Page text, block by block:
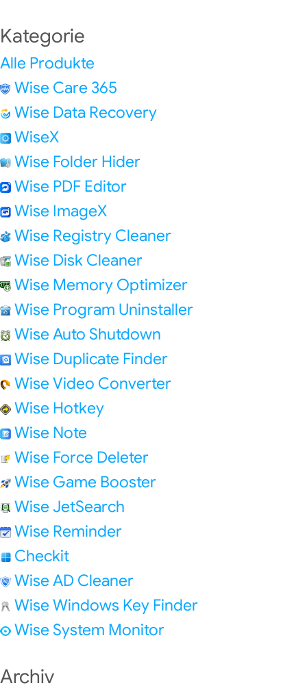
Kategorie
Alle Produkte
Wise Care 365
Wise Data Recovery
WiseX
Wise Folder Hider
Wise PDF Editor
Wise ImageX
Wise Registry Cleaner
Wise Disk Cleaner
Wise Memory Optimizer
Wise Program Uninstaller
Wise Auto Shutdown
Wise Duplicate Finder
Wise Video Converter
Wise Hotkey
Wise Note
Wise Force Deleter
Wise Game Booster
Wise JetSearch
Wise Reminder
Checkit
Wise AD Cleaner
Wise Windows Key Finder
Wise System Monitor
Archiv